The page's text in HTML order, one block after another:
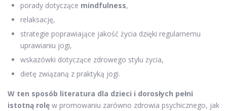
porady dotyczące mindfulness,
relaksację,
strategie poprawiające jakość życia dzięki regularnemu
uprawianiu jogi,
wskazówki dotyczące zdrowego stylu życia,
dietę związaną z praktyką jogi.
W ten sposób literatura dla dzieci i dorosłych pełni
istotną rolę w promowaniu zarówno zdrowia psychicznego, jak